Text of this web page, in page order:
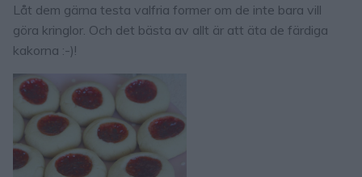
Låt dem gärna testa valfria former om de inte bara vill
göra kringlor. Och det bästa av allt är att äta de färdiga
kakorna :-)!